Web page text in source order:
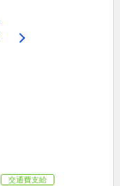
交通費支給